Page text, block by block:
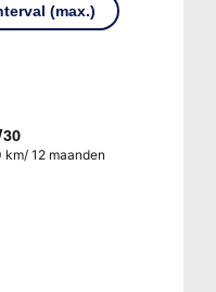
(max.)
12 maanden